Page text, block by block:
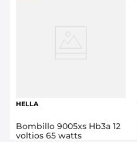
HELLA
Bombillo 9005xs Hb3a 12
voltios 65 watts